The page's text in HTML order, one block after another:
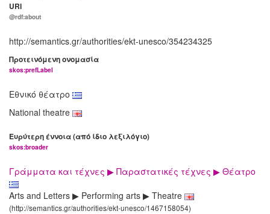
URI
@rdf:about
http://semantics.gr/authorities/ekt-unesco/354234325
Προτεινόμενη ονομασία
skos:prefLabel
Εθνικό θέατρο
National theatre
Ευρύτερη έννοια (από ίδιο λεξιλόγιο)
skos:broader
Γράμματα και τέχνες ▶ Παραστατικές τέχνες ▶ Θέατρο
Arts and Letters ▶ Performing arts ▶ Theatre
(http://semantics.gr/authorities/ekt-unesco/1467158054)